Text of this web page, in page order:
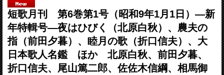
短歌月刊 第6巻第1号（昭和9年1月1日）―新
年特輯号―夜はひびく（北原白秋）、農夫の
指（前田夕暮）、睦月の歌（折口信夫）、大
日本歌人名鑑 ほか 北原白秋、前田夕暮、
折口信夫、尾山篤二郎、佐佐木信綱、相馬御